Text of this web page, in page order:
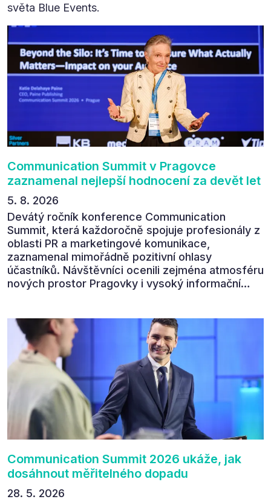
světa Blue Events.
Communication Summit v Pragovce
zaznamenal nejlepší hodnocení za devět let
5. 8. 2026
Devátý ročník konference Communication
Summit, která každoročně spojuje profesionály z
oblasti PR a marketingové komunikace,
zaznamenal mimořádně pozitivní ohlasy
účastníků. Návštěvníci ocenili zejména atmosféru
nových prostor Pragovky i vysoký informační
zúčastnit i příštího ročníku. „Příjemná konference,
výborný program, hezké prostory, Daniel Stach
absolutně nejlepší moderátor!!!“ Tak shrnul
Communication Summit jeden z 330 účastníků ve
své zpětné vazbě. Ta potvrdila, co bylo slyšet i
cítit po celý 9. červen v Pragovce – že ročník s
tématem „Od chaosu k dopadu“ se skutečně
povedl.
Communication Summit 2026 ukáže, jak
dosáhnout měřitelného dopadu
28. 5. 2026